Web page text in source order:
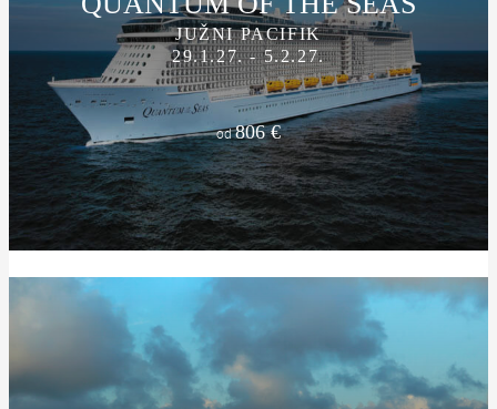
JUŽNI PACIFIK
29.1.27. - 5.2.27.
od806 €